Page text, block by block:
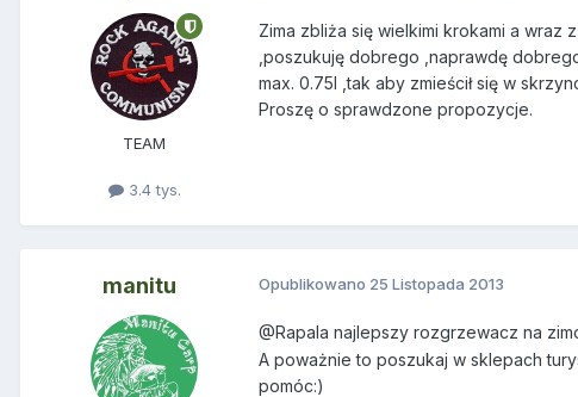
TEAM
3.4 tys.
Zima zbliża się wielkimi krokami a wraz
,poszukuję dobrego ,naprawdę
max. 0.75l ,tak aby zmieścił się w
Proszę o sprawdzone propozycje.
manitu Opublikowano 25 Listopada 2013
@Rapala najlepszy rozgrzewacz na
A poważnie to poszukaj w sklepach
pomóc:)